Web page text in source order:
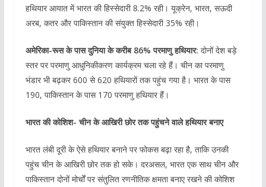
हथियार आयात में भारत की हिस्सेदारी 8.2% रही। यूक्रेन, भारत, सऊदी
अरब, कतर और पाकिस्तान की संयुक्त हिस्सेदारी 35% रही।
अमेरिका-रूस के पास दुनिया के करीब 86% परमाणु हथियार: दोनों देश बड़े
स्तर पर परमाणु आधुनिकीकरण कार्यक्रम चला रहे हैं। चीन का परमाणु
भंडार भी बढ़कर 600 से 620 हथियारों तक पहुंच गया है। भारत के पास
190, पाकिस्तान के पास 170 परमाणु हथियार हैं।
भारत की कोशिश- चीन के आखिरी छोर तक पहुंचने वाले हथियार बनाए
भारत लंबी दूरी के ऐसे हथियार बनाने पर फोकस बढ़ा रहा है, ताकि उनकी
पहुंच चीन के आखिरी छोर तक हो सके। दरअसल, भारत एक साथ चीन और
पाकिस्तान दोनों मोर्चों पर संतुलित रणनीतिक क्षमता बनाए रखने की कोशिश